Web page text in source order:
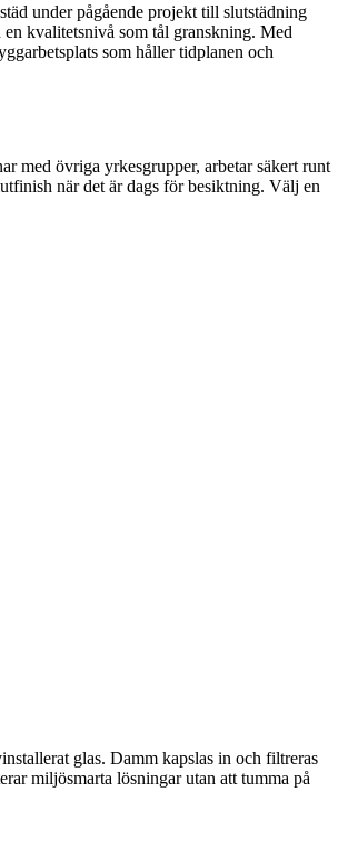
under pågående projekt till slutstädning
kvalitetsnivå som tål granskning. Med
som håller tidplanen och
med övriga yrkesgrupper, arbetar säkert runt
när det är dags för besiktning. Välj en
glas. Damm kapslas in och filtreras
miljösmarta lösningar utan att tumma på